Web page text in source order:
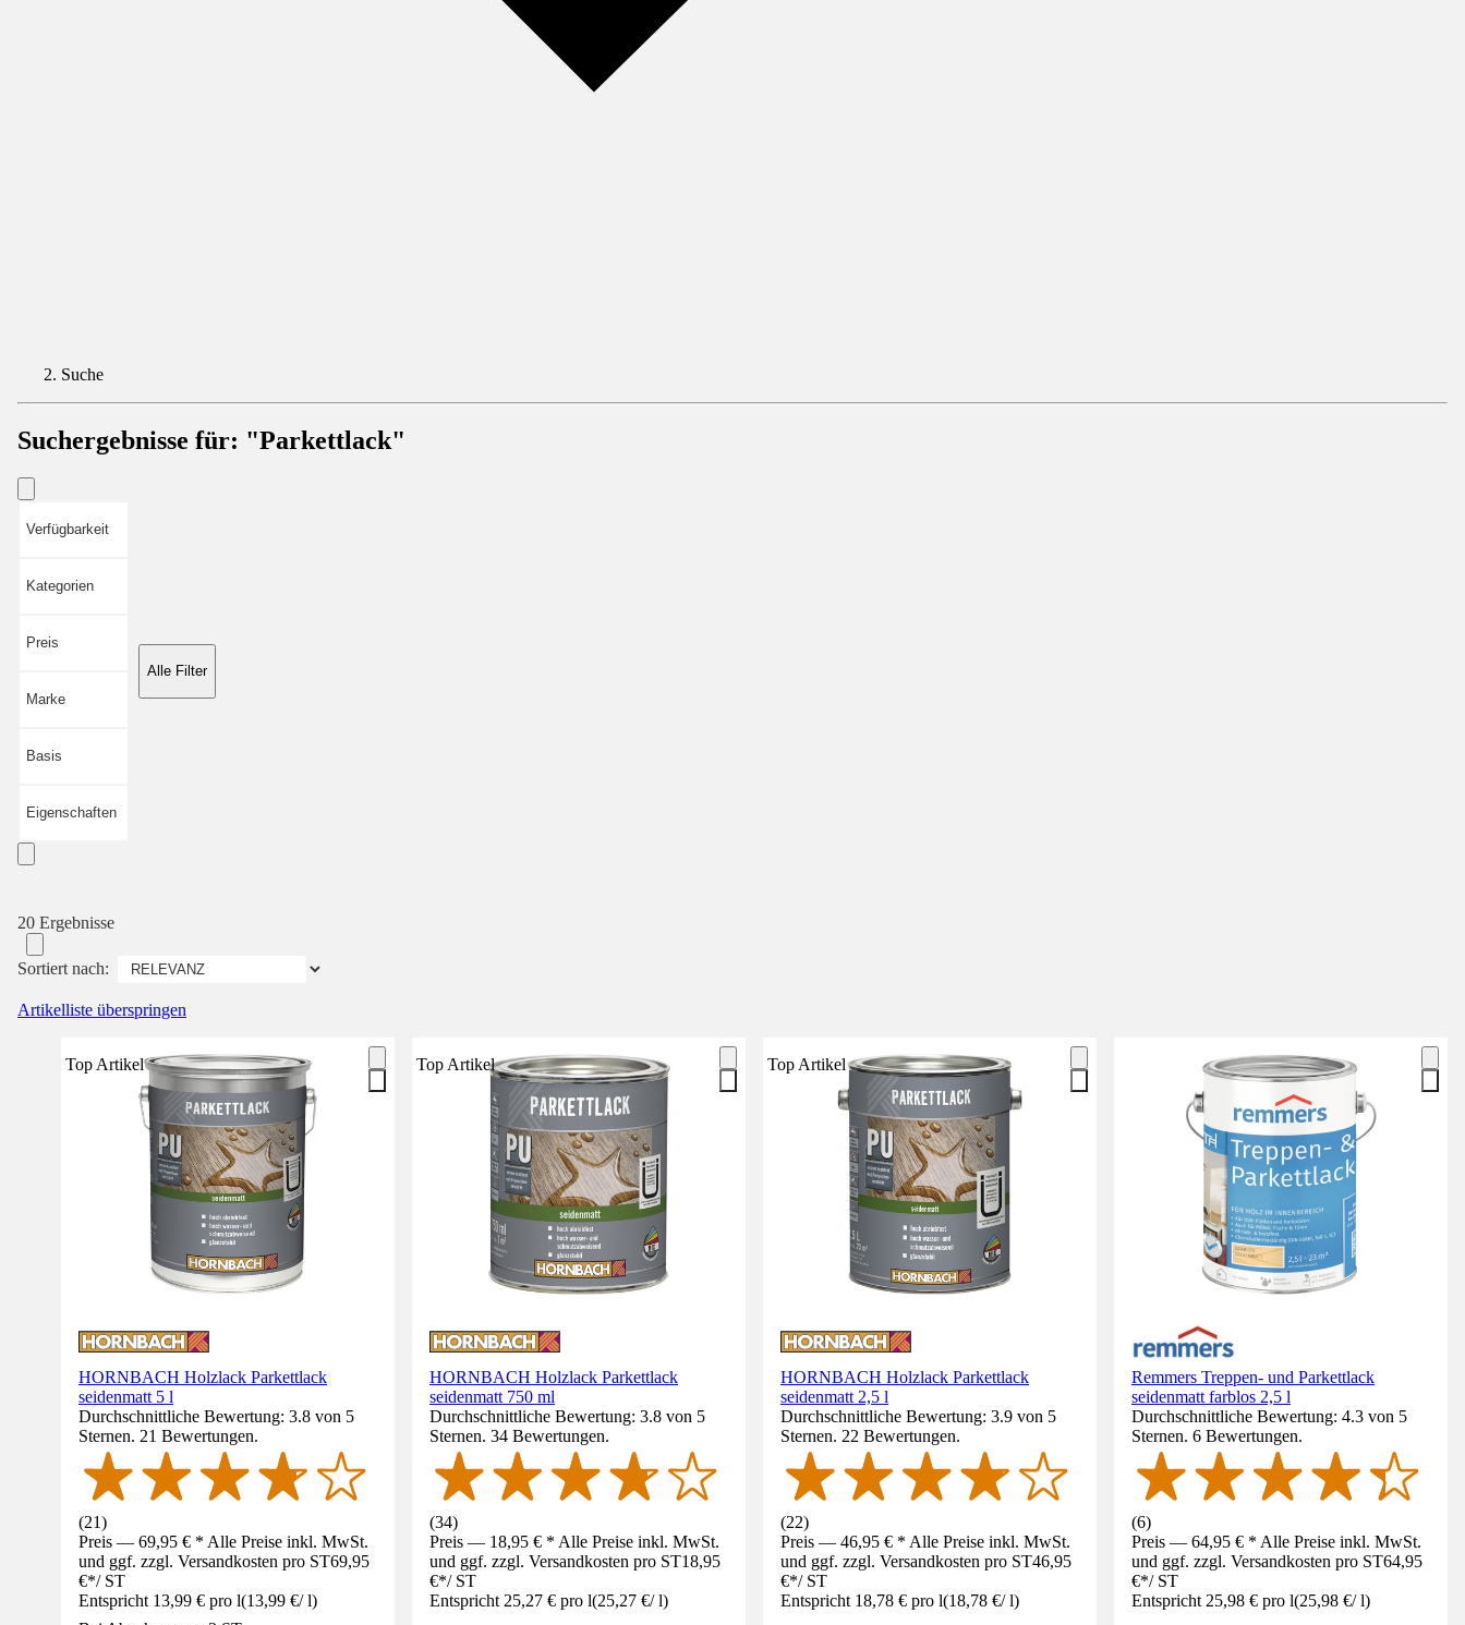
Suche
Suchergebnisse für: "Parkettlack"
Verfügbarkeit
Kategorien
Preis
Marke
Basis
Eigenschaften
Alle Filter
20 Ergebnisse
Sortiert nach:
Artikelliste überspringen
Top Artikel
HORNBACH Holzlack Parkettlack
seidenmatt 5 l
Durchschnittliche Bewertung: 3.8 von 5
Sternen. 21 Bewertungen.
(21)
Preis — 69,95 € * Alle Preise inkl. MwSt.
und ggf. zzgl. Versandkosten pro ST69,95
€*/ ST
Entspricht 13,99 € pro l(13,99 €/ l)
Top Artikel
HORNBACH Holzlack Parkettlack
seidenmatt 750 ml
Durchschnittliche Bewertung: 3.8 von 5
Sternen. 34 Bewertungen.
(34)
Preis — 18,95 € * Alle Preise inkl. MwSt.
und ggf. zzgl. Versandkosten pro ST18,95
€*/ ST
Entspricht 25,27 € pro l(25,27 €/ l)
Top Artikel
HORNBACH Holzlack Parkettlack
seidenmatt 2,5 l
Durchschnittliche Bewertung: 3.9 von 5
Sternen. 22 Bewertungen.
(22)
Preis — 46,95 € * Alle Preise inkl. MwSt.
und ggf. zzgl. Versandkosten pro ST46,95
€*/ ST
Entspricht 18,78 € pro l(18,78 €/ l)
Remmers Treppen- und Parkettlack
seidenmatt farblos 2,5 l
Durchschnittliche Bewertung: 4.3 von 5
Sternen. 6 Bewertungen.
(6)
Preis — 64,95 € * Alle Preise inkl. MwSt.
und ggf. zzgl. Versandkosten pro ST64,95
€*/ ST
Entspricht 25,98 € pro l(25,98 €/ l)